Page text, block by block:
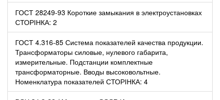
ГОСТ 28249-93 Короткие замыкания в электроустановках
СТОРІНКА: 2
ГОСТ 4.316-85 Система показателей качества продукции.
Трансформаторы силовые, нулевого габарита,
измерительные. Подстанции комплектные
трансформаторные. Вводы высоковольтные.
Номенклатура показателей СТОРІНКА: 4